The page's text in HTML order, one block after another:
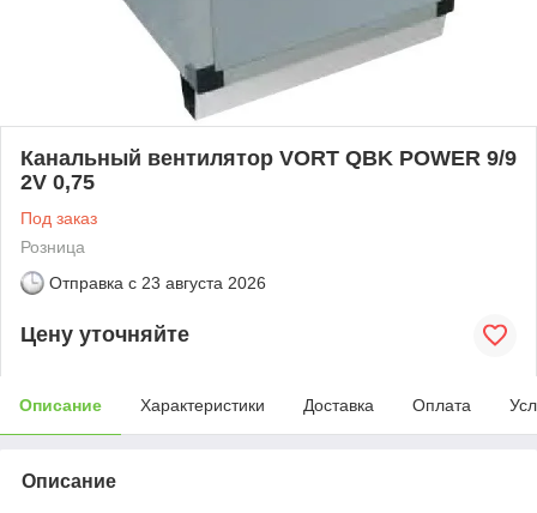
Канальный вентилятор VORT QBK POWER 9/9
2V 0,75
Под заказ
Розница
Отправка с 23 августа 2026
Цену уточняйте
Описание Характеристики Доставка Оплата
Описание